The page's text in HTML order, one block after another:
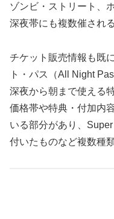
ゾンビ・ストリート、
深夜帯にも複数催され
チケット販売情報も既
ト・パス（All Night
深夜から朝まで使える
価格帯や特典・付加内
いる部分があり、
付いたものなど複数種